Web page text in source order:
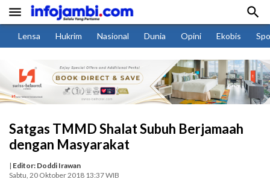
 
Lensa Hukrim Nasional Dunia Opini Ekobis
Satgas TMMD Shalat Subuh Berjamaah
dengan Masyarakat
| Editor: Doddi Irawan
Sabtu, 20 Oktober 2018 13:37 WIB